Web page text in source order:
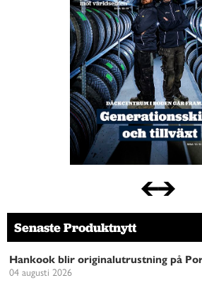
Senaste Produktnytt
Hankook blir originalutrustning på
04 augusti 2026